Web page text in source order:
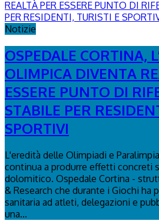
Notizie
OSPEDALE CORTINA,
OLIMPICA DIVENTA
ESSERE PUNTO DI
STABILE PER
SPORTIVI
L'eredità delle Olimpiadi e
continua a produrre effetti concreti
dolomitico. Ospedale Cortina -
& Research che durante i Giochi ha
sanitaria ad atleti, delegazioni e
una...